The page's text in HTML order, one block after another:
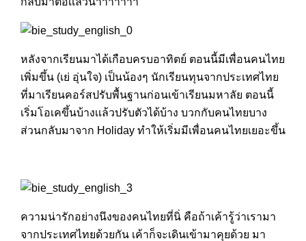
หลังจากเรียนมาได้เกือบครบอาทิตย์ ตอนนี้มีเพื่อนคนไทย
เพิ่มขึ้น (เย่ อุ่นใจ) เป็นน้องๆ นักเรียนทุนจากประเทศไทย
ที่มาเรียนคอร์สปรับพื้นฐานก่อนเข้าเรียนมหาลัย ตอนนี้
เริ่มโอเคขึ้นบ้างเเล้วปรับตัวได้บ้าง บวกกับคนไทยบาง
ส่วนกลับมาจาก Holiday ทำให้เริ่มมีเพื่อนคนไทยเยอะขึ้น
ความน่ารักอย่างนึงของคนไทยที่นิ่ คือถ้าเค้ารู้ว่าเรามา
จากประเทศไทยด้วยกัน เค้าก็จะเดินเข้ามาคุยด้วย มา